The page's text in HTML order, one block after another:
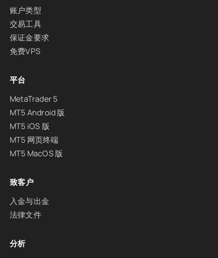
账户类型
交易工具
保证金要求
免费VPS
平台
MetaTrader 5
MT5 Android 版
MT5 iOS 版
MT5 网页终端
MT5 MacOS 版
致客户
入金与出金
法律文件
分析